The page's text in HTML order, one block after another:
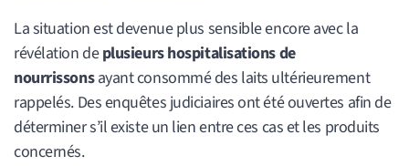
La situation est devenue plus sensible encore avec la
révélation deplusieurs hospitalisations de
nourrissonsayant consommé des laits ultérieurement
rappelés. Des enquêtes judiciaires ont été ouvertes afin de
déterminer s’il existe un lien entre ces cas et les produits
concernés.